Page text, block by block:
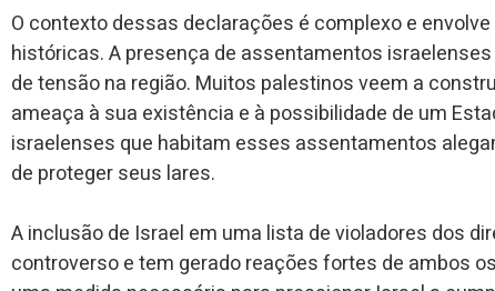
O contexto dessas declarações é complexo e
históricas. A presença de assentamentos
de tensão na região. Muitos palestinos veem a
ameaça à sua existência e à possibilidade de um
israelenses que habitam esses assentamentos
de proteger seus lares.
A inclusão de Israel em uma lista de violadores dos
controverso e tem gerado reações fortes de ambos